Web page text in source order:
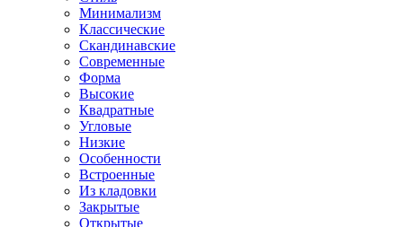
Минимализм
Классические
Скандинавские
Современные
Форма
Высокие
Квадратные
Угловые
Низкие
Особенности
Встроенные
Из кладовки
Закрытые
Открытые